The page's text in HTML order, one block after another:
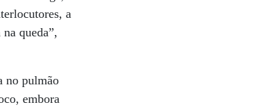
a
queda”,
no pulmão
embora